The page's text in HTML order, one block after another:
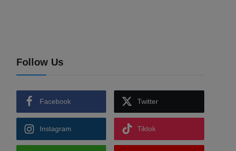
Follow Us
Facebook Twitter
Instagram Tiktok